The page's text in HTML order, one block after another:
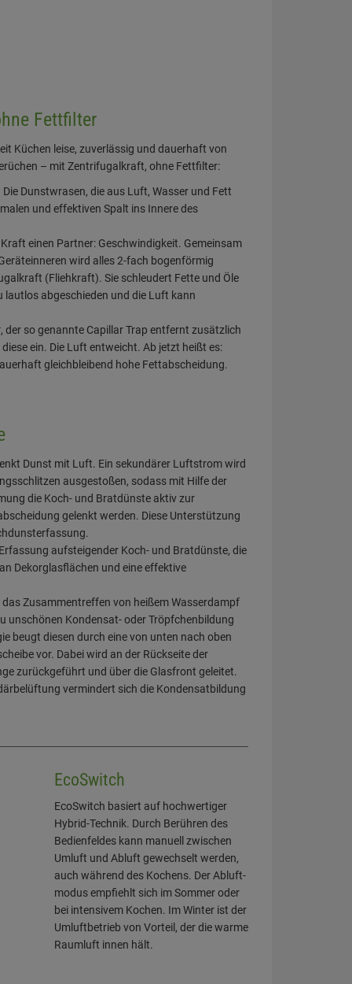
Fettfilter
Küchen leise, zuverlässig und dauerhaft von
– mit Zentrifugalkraft, ohne Fettfilter:
Dunstwrasen, die aus Luft, Wasser und Fett
und effektiven Spalt ins Innere des
einen Partner: Geschwindigkeit. Gemeinsam
wird alles 2-fach bogenförmig
(Fliehkraft). Sie schleudert Fette und Öle
lautlos abgeschieden und die Luft kann
so genannte Capillar Trap entfernt zusätzlich
ein. Die Luft entweicht. Ab jetzt heißt es:
gleichbleibend hohe Fettabscheidung.
Dunst mit Luft. Ein sekundärer Luftstrom wird
ausgestoßen, sodass mit Hilfe der
die Koch- und Bratdünste aktiv zur
gelenkt werden. Diese Unterstützung
aufsteigender Koch- und Bratdünste, die
Dekorglasflächen und eine effektive
Zusammentreffen von heißem Wasserdampf
unschönen Kondensat- oder Tröpfchenbildung
beugt diesen durch eine von unten nach oben
vor. Dabei wird an der Rückseite der
zurückgeführt und über die Glasfront geleitet.
vermindert sich die Kondensatbildung
EcoSwitch
EcoSwitch basiert auf hochwertiger
Hybrid-Technik. Durch Berühren des
Bedienfeldes kann manuell zwischen
Umluft und Abluft gewechselt werden,
auch während des Kochens. Der Abluft­
modus empfiehlt sich im Sommer oder
bei inten­sivem Kochen. Im Winter ist der
Umluftbetrieb von Vorteil, der die warme
Raumluft innen hält.